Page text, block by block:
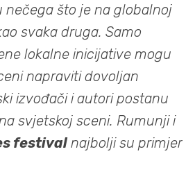
nečega što je na globalnoj
svaka druga. Samo
lokalne inicijative mogu
napraviti dovoljan
izvođači i autori postanu
svjetskoj sceni. Rumunji i
festivalnajbolji su primjer